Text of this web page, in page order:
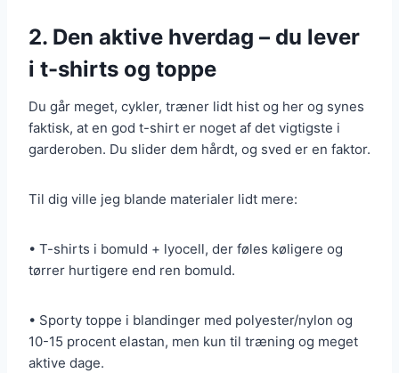
2. Den aktive hverdag – du lever
i t-shirts og toppe
Du går meget, cykler, træner lidt hist og her og synes
faktisk, at en god t-shirt er noget af det vigtigste i
garderoben. Du slider dem hårdt, og sved er en faktor.
Til dig ville jeg blande materialer lidt mere:
• T-shirts i bomuld + lyocell, der føles køligere og
tørrer hurtigere end ren bomuld.
• Sporty toppe i blandinger med polyester/nylon og
10-15 procent elastan, men kun til træning og meget
aktive dage.